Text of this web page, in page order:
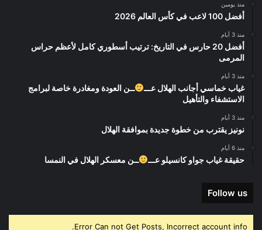
منذ يومين
أفضل 100 لاعب في كأس العالم 2026
منذ 3 أيام
أفضل 20 حارس في التاريخ: ترتيب أسطوري كامل لأعظم حراس
المرمى
منذ 3 أيام
غياب خماسي أجانب الهلال عـــ
ــن العودة ومغادرة خاصة لبرامج
الاستشفاء والتأهيل
منذ 3 أيام
نونيز يقترب من خطوة جديدة بموافقة الهلال
منذ 6 أيام
حقيقة غياب جواو كانسيلو عـــ ــن معسكر الهلال في النمسا
Follow us
Error Can not Get Posts, Incorrect account info.